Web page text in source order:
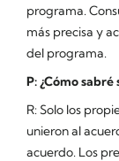
programa.
más precisa y
del programa.
P: ¿Cómo
R: Solo los
unieron al
acuerdo. Los